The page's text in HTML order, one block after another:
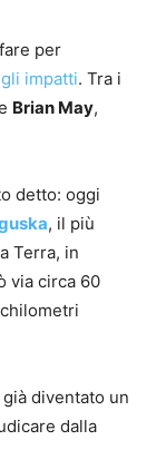
per
impatti. Tra i
Brian May,
detto: oggi
, il più
Terra, in
via circa 60
già diventato un
dalla